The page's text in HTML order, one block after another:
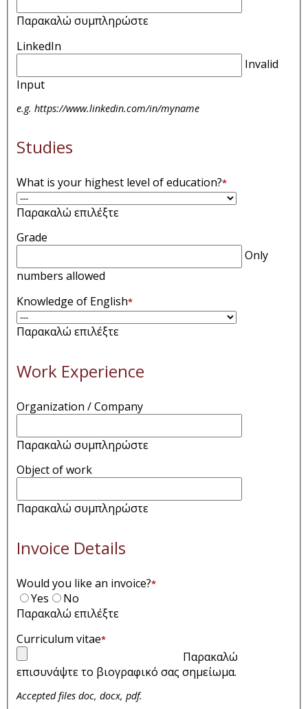
Παρακαλώ συμπληρώστε
LinkedIn
Invalid
Input
e.g. https://www.linkedin.com/in/myname
Studies
What is your highest level of education?*
Παρακαλώ επιλέξτε
Grade
Only
numbers allowed
Knowledge of English*
Παρακαλώ επιλέξτε
Work Experience
Organization / Company
Παρακαλώ συμπληρώστε
Object of work
Παρακαλώ συμπληρώστε
Invoice Details
Would you like an invoice?*
Yes
No
Παρακαλώ επιλέξτε
Curriculum vitae*
Παρακαλώ
επισυνάψτε το βιογραφικό σας σημείωμα.
Accepted files doc, docx, pdf.